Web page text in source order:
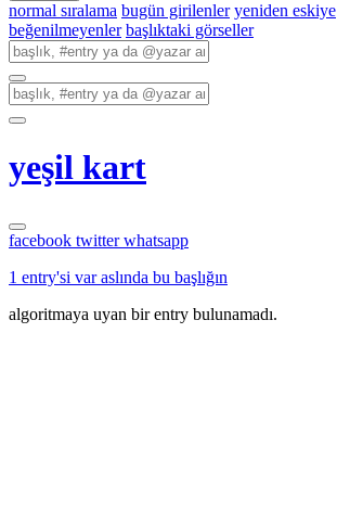
normal sıralama bugün girilenler yeniden eskiye
beğenilmeyenler başlıktaki görseller
yeşil kart
facebook twitterwhatsapp
1 entry'si var aslında bu başlığın
algoritmaya uyan bir entry bulunamadı.